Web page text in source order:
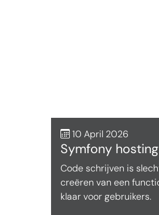
10 April 2026
Symfony hosting
Code schrijven is
creëren van een
klaar voor gebruikers.